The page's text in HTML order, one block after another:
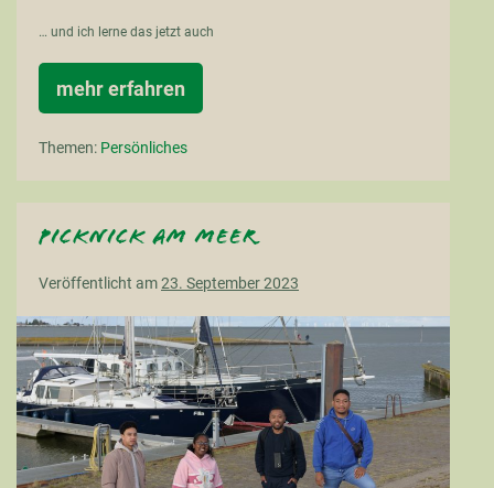
… und ich lerne das jetzt auch
mehr erfahren
In
Ostfriesland
fährt
man
Themen: Persönliches
Picknick am Meer
Veröffentlicht am23. September 2023
Picknick
am
Meer